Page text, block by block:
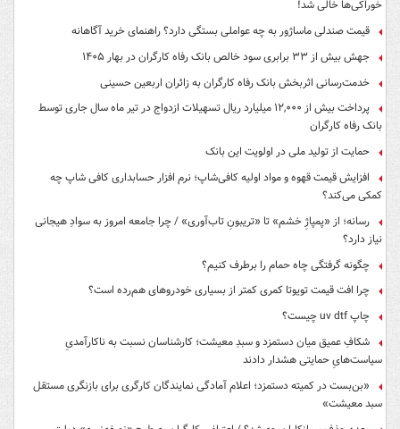
خوراکی‌ها خالی شد!
قیمت صندلی ماساژور به چه عواملی بستگی دارد؟ راهنمای خرید آگاهانه
جهش بیش از ۳۳ برابری سود خالص بانک رفاه کارگران در بهار ۱۴۰۵
خدمت‌رسانی اثربخش بانک رفاه کارگران به زائران اربعین حسینی
پرداخت بیش از ۱۲,۰۰۰ میلیارد ریال تسهیلات ازدواج در تیر ماه سال جاری توسط
بانک رفاه کارگران
حمایت از تولید ملی در اولویت این بانک
افزایش قیمت قهوه و مواد اولیه کافی‌شاپ؛ نرم افزار حسابداری کافی شاپ چه
کمکی می‌کند؟
رسانه؛ از «پمپاژِ خشم» تا «تریبونِ تاب‌آوری» / چرا جامعه امروز به سوادِ هیجانی
نیاز دارد؟
چگونه گرفتگی چاه حمام را برطرف کنیم؟
چرا افت قیمت تویوتا کمری کمتر از بسیاری خودروهای هم‌رده است؟
چاپ uv dtf چیست؟
شکافِ عمیق میان دستمزد و سبدِ معیشت؛ کارشناسان نسبت به ناکارآمدیِ
سیاست‌هایِ حمایتی هشدار دادند
«بن‌بست در کمیته دستمزد؛ اعلام آمادگی نمایندگان کارگری برای بازنگری مستقل
سبد معیشت»